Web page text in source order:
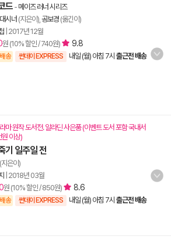
드 - 메이즈 러너 시리즈
시너 (지은이), 공보경 (옮긴이)
2017년 12월
원 (10% 할인 / 740원) 9.8
송 썬데이 EXPRESS 내일 (월) 아침 7시 출근전 배송
마 원작 도서전. 알라딘 사은품 (이벤트 도서 포함 국내서
이상)
기 일주일 전
(지은이)
2018년 03월
원 (10% 할인 / 850원) 8.6
송 썬데이 EXPRESS 내일 (월) 아침 7시 출근전 배송